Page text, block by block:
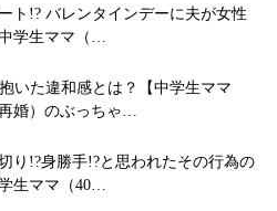
ト!? バレンタインデーに夫が女性
学生ママ（…
いた違和感とは？【中学生ママ
再婚）のぶっちゃ…
り!?身勝手!?と思われたその行為の
生ママ（40…